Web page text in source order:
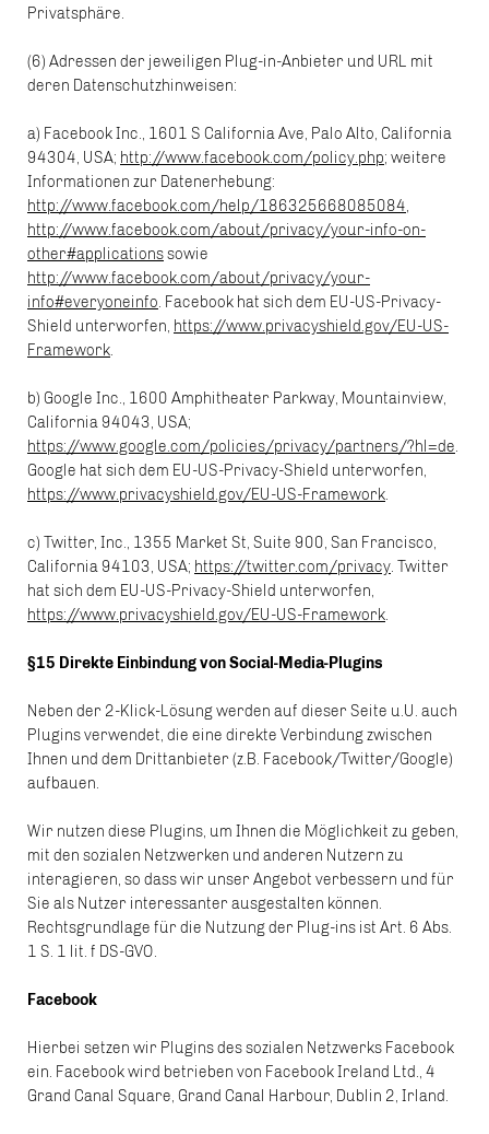
Privatsphäre.
(6) Adressen der jeweiligen Plug-in-Anbieter und URL mit
deren Datenschutzhinweisen:
a) Facebook Inc., 1601 S California Ave, Palo Alto, California
94304, USA; http://www.facebook.com/policy.php; weitere
Informationen zur Datenerhebung:
http://www.facebook.com/help/186325668085084,
http://www.facebook.com/about/privacy/your-info-on-
other#applicationssowie
http://www.facebook.com/about/privacy/your-
info#everyoneinfo. Facebook hat sich dem EU-US-Privacy-
Shield unterworfen, https://www.privacyshield.gov/EU-US-
Framework.
b) Google Inc., 1600 Amphitheater Parkway, Mountainview,
California 94043, USA;
https://www.google.com/policies/privacy/partners/?hl=de.
Google hat sich dem EU-US-Privacy-Shield unterworfen,
https://www.privacyshield.gov/EU-US-Framework.
c) Twitter, Inc., 1355 Market St, Suite 900, San Francisco,
California 94103, USA; https://twitter.com/privacy. Twitter
hat sich dem EU-US-Privacy-Shield unterworfen,
https://www.privacyshield.gov/EU-US-Framework.
§15 Direkte Einbindung von Social-Media-Plugins
Neben der 2-Klick-Lösung werden auf dieser Seite u.U. auch
Plugins verwendet, die eine direkte Verbindung zwischen
Ihnen und dem Drittanbieter (z.B. Facebook/Twitter/Google)
aufbauen.
Wir nutzen diese Plugins, um Ihnen die Möglichkeit zu geben,
mit den sozialen Netzwerken und anderen Nutzern zu
interagieren, so dass wir unser Angebot verbessern und für
Sie als Nutzer interessanter ausgestalten können.
Rechtsgrundlage für die Nutzung der Plug-ins ist Art. 6 Abs.
1 S. 1 lit. f DS-GVO.
Facebook
Hierbei setzen wir Plugins des sozialen Netzwerks Facebook
ein. Facebook wird betrieben von Facebook Ireland Ltd., 4
Grand Canal Square, Grand Canal Harbour, Dublin 2, Irland.